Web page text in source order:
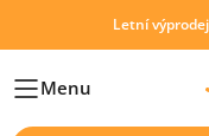
Letní
HlavníMenu